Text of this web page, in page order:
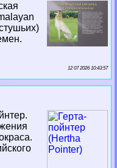
12 07 2026 10:43:57